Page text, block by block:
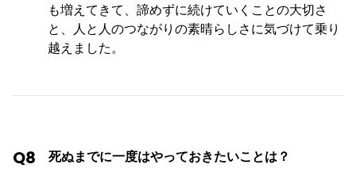
も増えてきて、諦めずに続けていくことの大切さ
と、人と人のつながりの素晴らしさに気づけて乗り
越えました。
Q8
死ぬまでに一度はやっておきたいことは？